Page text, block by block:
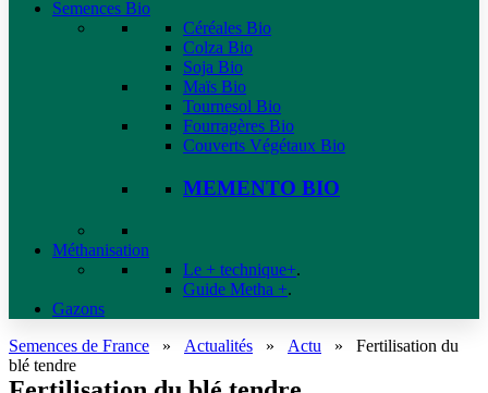
Semences Bio
Céréales Bio
Colza Bio
Soja Bio
Maïs Bio
Tournesol Bio
Fourragères Bio
Couverts Végétaux Bio
MEMENTO BIO
Méthanisation
Le + technique+.
Guide Metha +.
Gazons
Semences de France » Actualités » Actu » Fertilisation du
blé tendre